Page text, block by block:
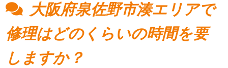
大阪府泉佐野市湊エリアで
修理はどのくらいの時間を要
しますか？